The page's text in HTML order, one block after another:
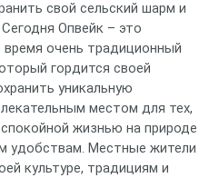
свой сельский шарм и
Опвейк – это
очень традиционный
гордится своей
уникальную
местом для тех,
жизнью на природе
удобствам. Местные жители
культуре, традициям и